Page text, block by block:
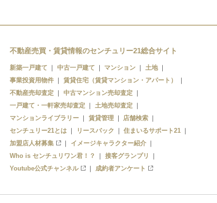
不動産売買・賃貸情報のセンチュリー21総合サイト
新築一戸建て 中古一戸建て マンション
土地
事業投資用物件
賃貸住宅（賃貸マンション・アパート）
不動産売却査定
中古マンション売却査定
一戸建て・一軒家売却査定
土地売却査定
マンションライブラリー
賃貸管理
店舗検索
センチュリー21とは
リースバック
住まいるサポート21
加盟店人材募集
イメージキャラクター紹介
Who is センチュリワン君！？
接客グランプリ
Youtube公式チャンネル
成約者アンケート